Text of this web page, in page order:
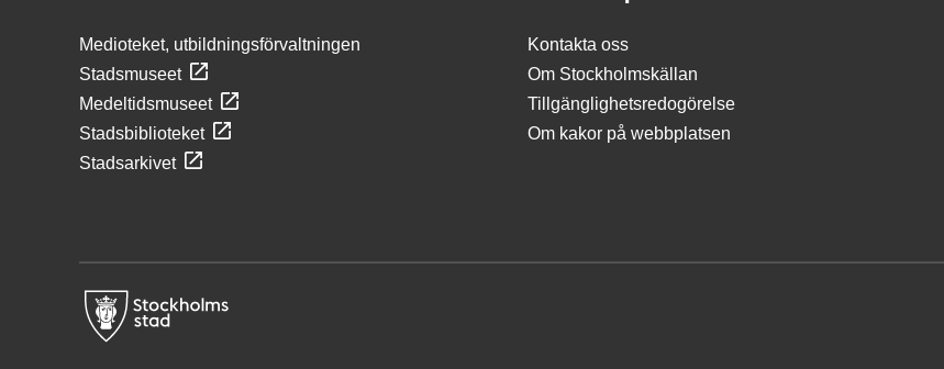
Medioteket, utbildningsförvaltningen
Stadsmuseet
Medeltidsmuseet
Stadsbiblioteket
Stadsarkivet
Kontakta oss
Om Stockholmskällan
Tillgänglighetsredogörelse
Om kakor på webbplatsen